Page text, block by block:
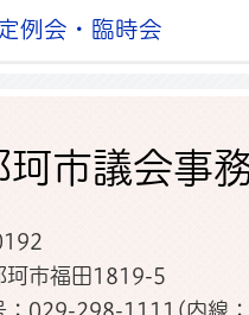
例会・臨時会
珂市議会事
珂市福田1819-5
：029-298-1111(内線：